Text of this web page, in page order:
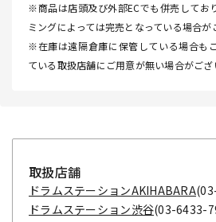
※商品は店頭及び外部ECでも併売してお
ミングによっては完売となっている場合が
※在庫は遠隔倉庫に保管している場合も
ている取扱店舗にご用意が無い場合がござ
取扱店舗
ドラムステーションAKIHABARA
ドラムステーション渋谷(03-6433-